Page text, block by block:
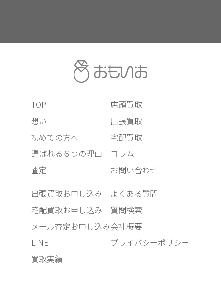
TOP
想い
初めての方へ
選ばれる６つの理由
査定
店頭買取
出張買取
宅配買取
コラム
お問い合わせ
出張買取お申し込み
宅配買取お申し込み
メール査定お申し込み
LINE
買取実績
よくある質問
質問検索
会社概要
プライバシーポリシー